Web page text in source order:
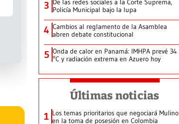
3 Policía Municipal bajo la lupa
4 Cambios al reglamento de la Asamblea
abren debate constitucional
5 Onda de calor en Panamá: IMHPA prevé 34
°C y radiación extrema en Azuero hoy
Últimas noticias
1 Los temas prioritarios que negociará Mulino
en la toma de posesión en Colombia